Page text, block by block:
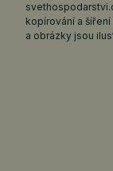
kopírování a
a obrázky jsou